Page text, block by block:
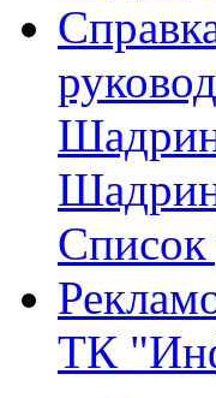
ТК